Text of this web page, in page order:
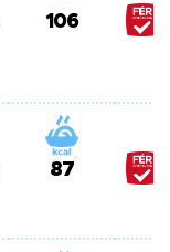
106
87